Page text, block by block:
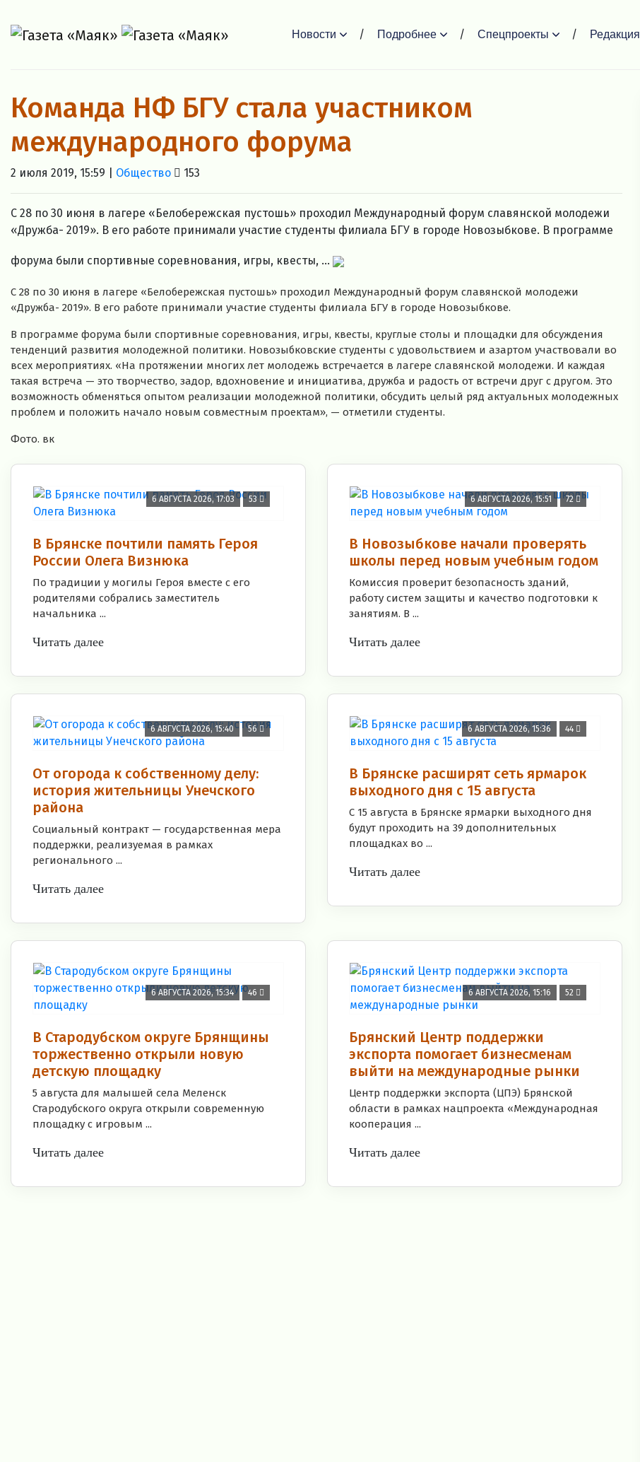
Новости Подробнее Спецпроекты Редакция
Команда НФ БГУ стала участником
международного форума
2 июля 2019, 15:59 | Общество 153
С 28 по 30 июня в лагере «Белобережская пустошь» проходил Международный форум славянской молодежи
«Дружба- 2019». В его работе принимали участие студенты филиала БГУ в городе Новозыбкове. В программе
форума были спортивные соревнования, игры, квесты, ...
С 28 по 30 июня в лагере «Белобережская пустошь» проходил Международный форум славянской молодежи
«Дружба- 2019». В его работе принимали участие студенты филиала БГУ в городе Новозыбкове.
В программе форума были спортивные соревнования, игры, квесты, круглые столы и площадки для обсуждения
тенденций развития молодежной политики. Новозыбковские студенты с удовольствием и азартом участвовали во
всех мероприятиях. «На протяжении многих лет молодежь встречается в лагере славянской молодежи. И каждая
такая встреча — это творчество, задор, вдохновение и инициатива, дружба и радость от встречи друг с другом. Это
возможность обменяться опытом реализации молодежной политики, обсудить целый ряд актуальных молодежных
проблем и положить начало новым совместным проектам», — отметили студенты.
Фото. вк
6 АВГУСТА 2026, 17:03 53
В Брянске почтили память Героя
России Олега Визнюка
По традиции у могилы Героя вместе с его
родителями собрались заместитель
начальника ...
Читать далее
6 АВГУСТА 2026, 15:51 72
В Новозыбкове начали проверять
школы перед новым учебным годом
Комиссия проверит безопасность зданий,
работу систем защиты и качество подготовки к
занятиям. В ...
Читать далее
6 АВГУСТА 2026, 15:40 56
От огорода к собственному делу:
история жительницы Унечского
района
Социальный контракт — государственная мера
поддержки, реализуемая в рамках
регионального ...
Читать далее
6 АВГУСТА 2026, 15:36 44
В Брянске расширят сеть ярмарок
выходного дня с 15 августа
С 15 августа в Брянске ярмарки выходного дня
будут проходить на 39 дополнительных
площадках во ...
Читать далее
6 АВГУСТА 2026, 15:34 46
В Стародубском округе Брянщины
торжественно открыли новую
детскую площадку
5 августа для малышей села Меленск
Стародубского округа открыли современную
площадку с игровым ...
Читать далее
6 АВГУСТА 2026, 15:16 52
Брянский Центр поддержки
экспорта помогает бизнесменам
выйти на международные рынки
Центр поддержки экспорта (ЦПЭ) Брянской
области в рамках нацпроекта «Международная
кооперация ...
Читать далее